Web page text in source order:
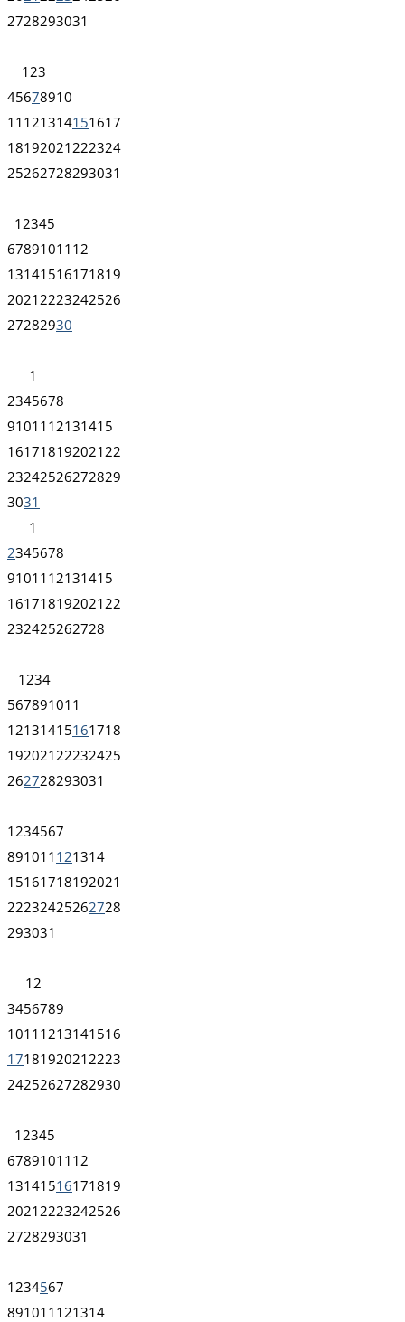
2728293031
1 23
45678910
11 121314151617
18192021 222324
25262728293031
1 2345
67891011 12
13141516171819
2021 2223242526
27282930
1
2345678
91011 12131415
161718192021 22
23242526272829
3031
1
2345678
91011 12131415
161718192021 22
232425262728
1 234
567891011
12131415161718
192021 22232425
262728293031
1 234567
891011 121314
15161718192021
22232425262728
293031
1 2
3456789
1011 1213141516
1718192021 2223
24252627282930
1 2345
67891011 12
13141516171819
2021 2223242526
2728293031
1 234567
891011 121314